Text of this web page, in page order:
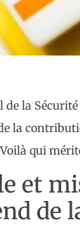
la
la
qui
et
de